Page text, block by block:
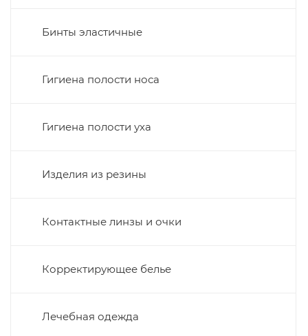
Бинты эластичные
Гигиена полости носа
Гигиена полости уха
Изделия из резины
Контактные линзы и очки
Корректирующее белье
Лечебная одежда